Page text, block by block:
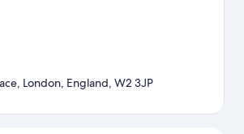
London, England, W2 3JP